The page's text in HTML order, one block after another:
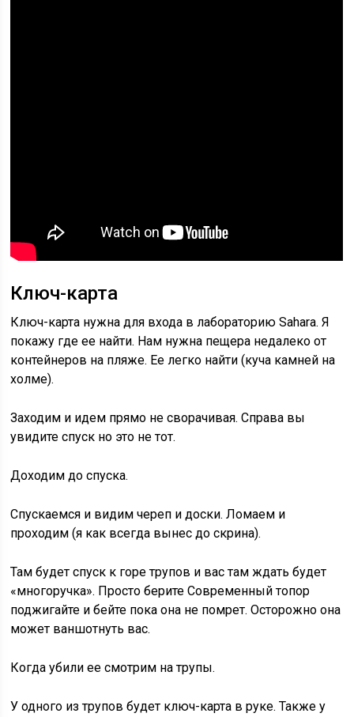
Ключ-карта
Ключ-карта нужна для входа в лабораторию Sahara. Я
покажу где ее найти. Нам нужна пещера недалеко от
контейнеров на пляже. Ее легко найти (куча камней на
холме).
Заходим и идем прямо не сворачивая. Справа вы
увидите спуск но это не тот.
Доходим до спуска.
Спускаемся и видим череп и доски. Ломаем и
проходим (я как всегда вынес до скрина).
Там будет спуск к горе трупов и вас там ждать будет
«многоручка». Просто берите Современный топор
поджигайте и бейте пока она не помрет. Осторожно она
может ваншотнуть вас.
Когда убили ее смотрим на трупы.
У одного из трупов будет ключ-карта в руке. Также у